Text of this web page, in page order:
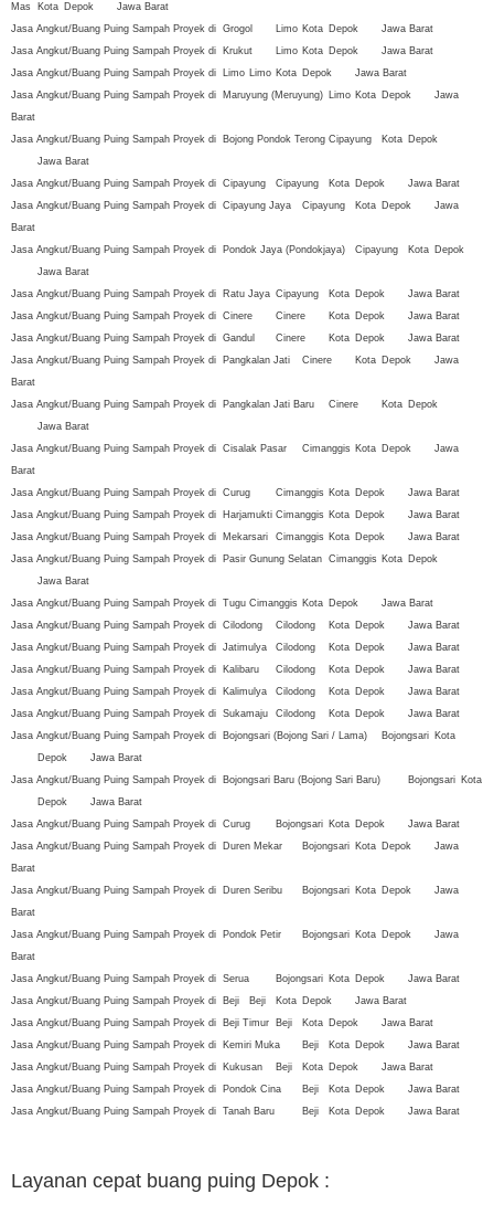
Mas
Kota Depok
Jawa Barat
Jasa Angkut/Buang Puing Sampah Proyek di Grogol Limo Kota Depok
Jawa Barat
Jasa Angkut/Buang Puing Sampah Proyek di
Krukut Limo Kota Depok
Jawa Barat
Jasa Angkut/Buang Puing Sampah Proyek di
Limo Limo Kota Depok
Jawa Barat
Jasa Angkut/Buang Puing Sampah Proyek di
Maruyung (Meruyung) Limo Kota Depok
Jawa
Barat
Jasa Angkut/Buang Puing Sampah Proyek di
Bojong Pondok Terong Cipayung Kota Depok
Jawa Barat
Jasa Angkut/Buang Puing Sampah Proyek di Cipayung Cipayung Kota Depok
Jawa Barat
Jasa Angkut/Buang Puing Sampah Proyek di Cipayung Jaya Cipayung Kota Depok
Jawa
Barat
Jasa Angkut/Buang Puing Sampah Proyek di
Pondok Jaya (Pondokjaya) Cipayung Kota Depok
Jawa Barat
Jasa Angkut/Buang Puing Sampah Proyek di
Ratu Jaya Cipayung Kota Depok
Jawa Barat
Jasa Angkut/Buang Puing Sampah Proyek di Cinere Cinere Kota Depok
Jawa Barat
Jasa Angkut/Buang Puing Sampah Proyek di Gandul Cinere Kota Depok
Jawa Barat
Jasa Angkut/Buang Puing Sampah Proyek di
Pangkalan Jati Cinere Kota Depok
Jawa
Barat
Jasa Angkut/Buang Puing Sampah Proyek di
Pangkalan Jati Baru Cinere Kota Depok
Jawa Barat
Jasa Angkut/Buang Puing Sampah Proyek di Cisalak Pasar Cimanggis Kota Depok
Jawa
Barat
Jasa Angkut/Buang Puing Sampah Proyek di Curug Cimanggis Kota Depok
Jawa Barat
Jasa Angkut/Buang Puing Sampah Proyek di
Harjamukti Cimanggis Kota Depok
Jawa Barat
Jasa Angkut/Buang Puing Sampah Proyek di
Mekarsari Cimanggis Kota Depok
Jawa Barat
Jasa Angkut/Buang Puing Sampah Proyek di
Pasir Gunung Selatan Cimanggis Kota Depok
Jawa Barat
Jasa Angkut/Buang Puing Sampah Proyek di Tugu Cimanggis Kota Depok
Jawa Barat
Jasa Angkut/Buang Puing Sampah Proyek di Cilodong Cilodong Kota Depok
Jawa Barat
Jasa Angkut/Buang Puing Sampah Proyek di Jatimulya Cilodong Kota Depok
Jawa Barat
Jasa Angkut/Buang Puing Sampah Proyek di
Kalibaru Cilodong Kota Depok
Jawa Barat
Jasa Angkut/Buang Puing Sampah Proyek di
Kalimulya Cilodong Kota Depok
Jawa Barat
Jasa Angkut/Buang Puing Sampah Proyek di Sukamaju Cilodong Kota Depok
Jawa Barat
Jasa Angkut/Buang Puing Sampah Proyek di
Bojongsari (Bojong Sari / Lama) Bojongsari Kota
Depok
Jawa Barat
Jasa Angkut/Buang Puing Sampah Proyek di
Bojongsari Baru (Bojong Sari Baru) Bojongsari Kota
Depok
Jawa Barat
Jasa Angkut/Buang Puing Sampah Proyek di Curug Bojongsari Kota Depok
Jawa Barat
Jasa Angkut/Buang Puing Sampah Proyek di
Duren Mekar Bojongsari Kota Depok
Jawa
Barat
Jasa Angkut/Buang Puing Sampah Proyek di
Duren Seribu Bojongsari Kota Depok
Jawa
Barat
Jasa Angkut/Buang Puing Sampah Proyek di
Pondok Petir Bojongsari Kota Depok
Jawa
Barat
Jasa Angkut/Buang Puing Sampah Proyek di Serua Bojongsari Kota Depok
Jawa Barat
Jasa Angkut/Buang Puing Sampah Proyek di
Beji Beji Kota Depok
Jawa Barat
Jasa Angkut/Buang Puing Sampah Proyek di
Beji Timur Beji Kota Depok
Jawa Barat
Jasa Angkut/Buang Puing Sampah Proyek di
Kemiri Muka Beji Kota Depok
Jawa Barat
Jasa Angkut/Buang Puing Sampah Proyek di
Kukusan Beji Kota Depok
Jawa Barat
Jasa Angkut/Buang Puing Sampah Proyek di
Pondok Cina Beji Kota Depok
Jawa Barat
Jasa Angkut/Buang Puing Sampah Proyek di Tanah Baru Beji Kota Depok Jawa Barat
Layanan cepat buang puing Depok :